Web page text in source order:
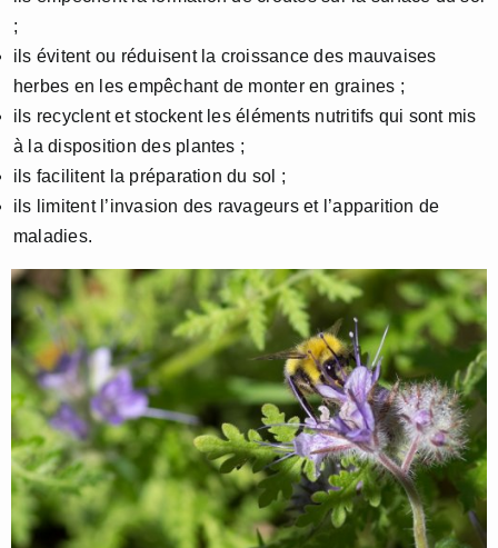
;
ils évitent ou réduisent la croissance des mauvaises
herbes en les empêchant de monter en graines ;
ils recyclent et stockent les éléments nutritifs qui sont mis
à la disposition des plantes ;
ils facilitent la préparation du sol ;
ils limitent l’invasion des ravageurs et l’apparition de
maladies.